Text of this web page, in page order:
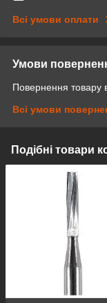
Всі умови оплати
Умови
Повернення товару
Всі умови
Подібні товари